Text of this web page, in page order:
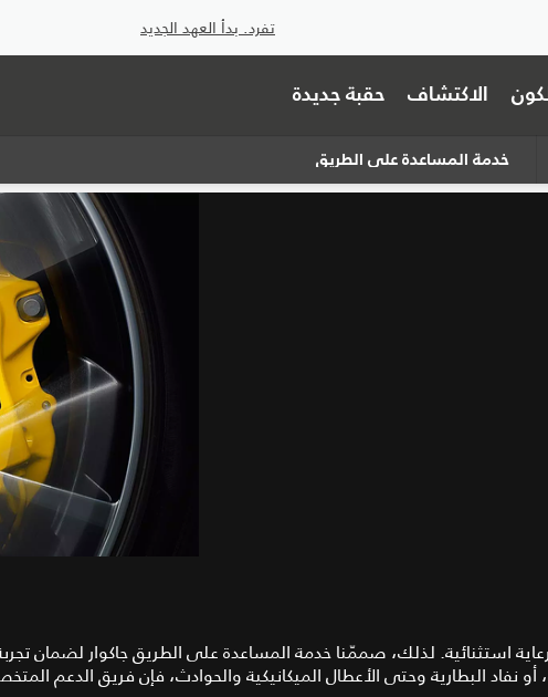
تفرد. بدأ العهد الجديد
الاكتشاف حقبة جديدة
خدمة المساعدة على الطريق
رعاية استثنائية. لذلك، صممّنا خدمة المساعدة على الطريق جاكوار لضمان
البطارية وحتى الأعطال الميكانيكية والحوادث، فإن فريق الدعم